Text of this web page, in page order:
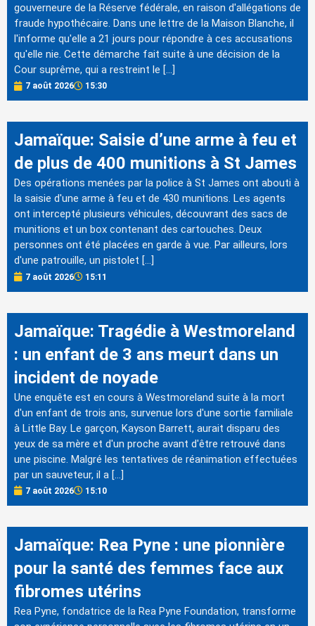
gouverneure de la Réserve fédérale, en raison d'allégations de
fraude hypothécaire. Dans une lettre de la Maison Blanche, il
l'informe qu'elle a 21 jours pour répondre à ces accusations
qu'elle nie. Cette démarche fait suite à une décision de la
Cour suprême, qui a restreint le […]
7 août 2026 15:30
Jamaïque: Saisie d’une arme à feu et
de plus de 400 munitions à St James
Des opérations menées par la police à St James ont abouti à
la saisie d'une arme à feu et de 430 munitions. Les agents
ont intercepté plusieurs véhicules, découvrant des sacs de
munitions et un box contenant des cartouches. Deux
personnes ont été placées en garde à vue. Par ailleurs, lors
d'une patrouille, un pistolet […]
7 août 2026 15:11
Jamaïque: Tragédie à Westmoreland
: un enfant de 3 ans meurt dans un
incident de noyade
Une enquête est en cours à Westmoreland suite à la mort
d'un enfant de trois ans, survenue lors d'une sortie familiale
à Little Bay. Le garçon, Kayson Barrett, aurait disparu des
yeux de sa mère et d'un proche avant d'être retrouvé dans
une piscine. Malgré les tentatives de réanimation effectuées
par un sauveteur, il a […]
7 août 2026 15:10
Jamaïque: Rea Pyne : une pionnière
pour la santé des femmes face aux
fibromes utérins
Rea Pyne, fondatrice de la Rea Pyne Foundation, transforme